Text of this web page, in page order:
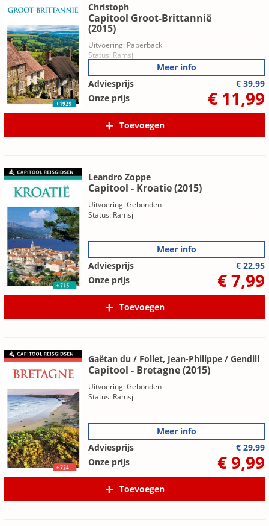
Christoph
Capitool Groot-Brittannië
(2015)
Uitvoering: Paperback
Status: Ramsj
Meer info
Adviesprijs
€ 39,99
Onze prijs
€ 11,99
Toevoegen
Leandro Zoppe
Capitool - Kroatie (2015)
Uitvoering: Gebonden
Status: Ramsj
Meer info
Adviesprijs
€ 22,95
Onze prijs
€ 7,99
Toevoegen
Gaëtan du / Follet, Jean-Philippe / Gendill
Capitool - Bretagne (2015)
Uitvoering: Gebonden
Status: Ramsj
Meer info
Adviesprijs
€ 29,99
Onze prijs
€ 9,99
Toevoegen